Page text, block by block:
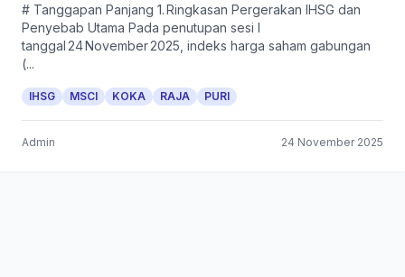
# Tanggapan Panjang 1. Ringkasan Pergerakan IHSG dan
Penyebab Utama Pada penutupan sesi I
tanggal 24 November 2025, indeks harga saham gabungan
(...
IHSG MSCI KOKA RAJA PURI
Admin 24 November 2025